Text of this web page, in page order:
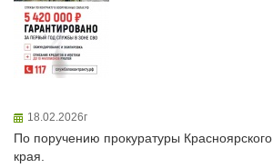
18.02.2026г
По поручению прокуратуры Красноярского
края.